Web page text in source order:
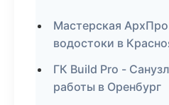
Мастерская
водостоки в
ГК Build Pro -
работы в Оренбург